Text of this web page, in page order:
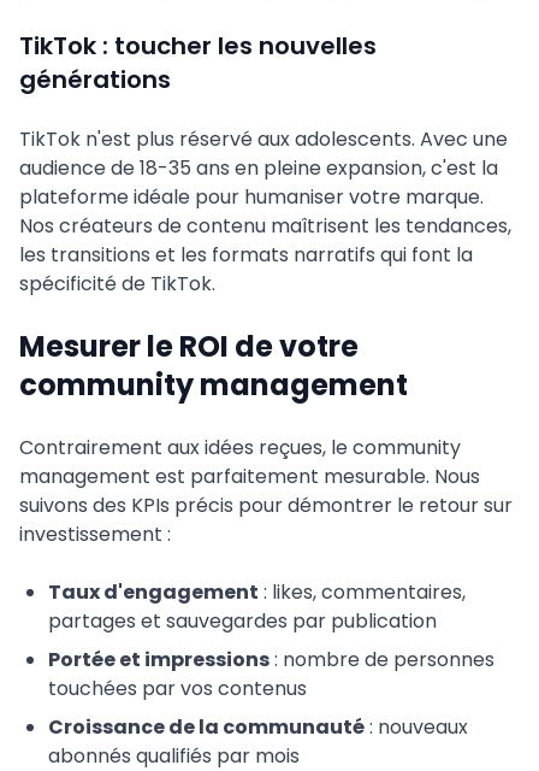
TikTok : toucher les nouvelles
générations
TikTok n'est plus réservé aux adolescents. Avec une
audience de 18-35 ans en pleine expansion, c'est la
plateforme idéale pour humaniser votre marque.
Nos créateurs de contenu maîtrisent les tendances,
les transitions et les formats narratifs qui font la
spécificité de TikTok.
Mesurer le ROI de votre
community management
Contrairement aux idées reçues, le community
management est parfaitement mesurable. Nous
suivons des KPIs précis pour démontrer le retour sur
investissement :
Taux d'engagement : likes, commentaires,
partages et sauvegardes par publication
Portée et impressions: nombre de personnes
touchées par vos contenus
Croissance de la communauté: nouveaux
abonnés qualifiés par mois